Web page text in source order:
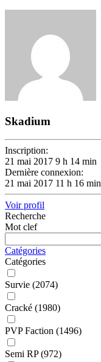
Skadium
Inscription:
21 mai 2017 9 h 14 min
Dernière connexion:
21 mai 2017 11 h 16 min
Voir profil
Recherche
Mot clef
Catégories
Catégories
Survie (2074)
Cracké (1980)
PVP Faction (1496)
Semi RP(972)